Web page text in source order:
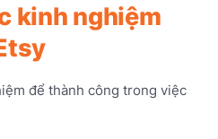
kinh nghiệm
để thành công trong việc